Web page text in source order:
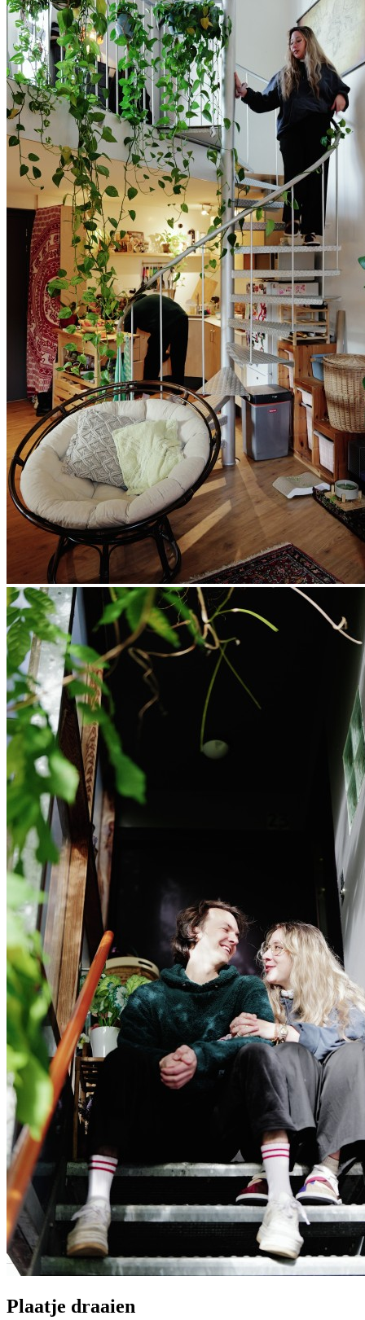
Plaatje draaien